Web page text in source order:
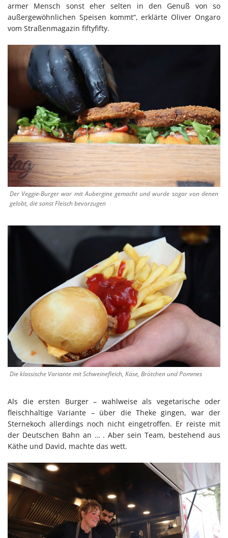
armer Mensch sonst eher selten in den Genuß von so
außergewöhnlichen Speisen kommt“, erklärte Oliver Ongaro
vom Straßenmagazin fiftyfifty.
Der Veggie-Burger war mit Aubergine gemacht und wurde sogar von denen
gelobt, die sonst Fleisch bevorzugen
Die klassische Variante mit Schweinefleich, Käse, Brötchen und Pommes
Als die ersten Burger – wahlweise als vegetarische oder
fleischhaltige Variante – über die Theke gingen, war der
Sternekoch allerdings noch nicht eingetroffen. Er reiste mit
der Deutschen Bahn an … . Aber sein Team, bestehend aus
Käthe und David, machte das wett.